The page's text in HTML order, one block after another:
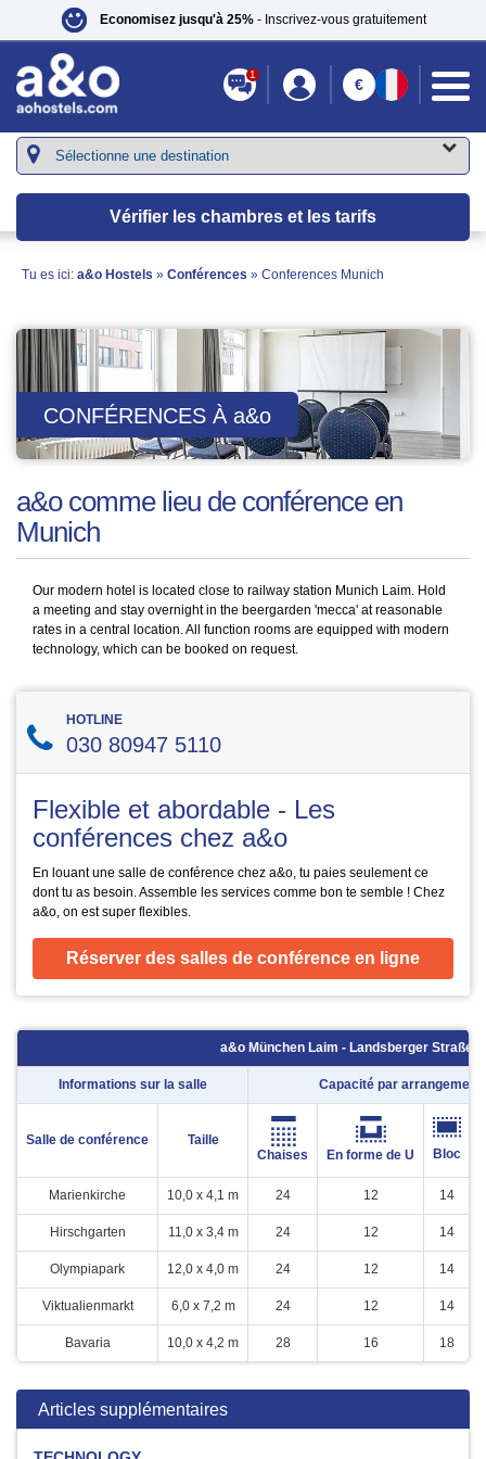
Economisez jusqu'à 25%- Inscrivez-vous gratuitement
1
€
Vérifier les chambres et les tarifs
Tu es ici: a&o Hostels » Conférences » Conferences Munich
CONFÉRENCES À a&o
a&o comme lieu de conférence en
Munich
Our modern hotel is located close to railway station Munich Laim. Hold
a meeting and stay overnight in the beergarden 'mecca' at reasonable
rates in a central location. All function rooms are equipped with modern
technology, which can be booked on request.
HOTLINE
030 80947 5110
Flexible et abordable - Les
conférences chez a&o
En louant une salle de conférence chez a&o, tu paies seulement ce
dont tu as besoin. Assemble les services comme bon te semble ! Chez
a&o, on est super flexibles.
Réserver des salles de conférence en ligne
a&o München Laim - Landsberger Straße
Informations sur la salle Capacité par arrangement
Salle de conférence
Taille
Chaises
En forme de U Bloc
Marienkirche 10,0 x 4,1 m 24 12 14
Hirschgarten 11,0 x 3,4 m 24 12 14
Olympiapark 12,0 x 4,0 m 24 12 14
Viktualienmarkt 6,0 x 7,2 m 24 12 14
Bavaria 10,0 x 4,2 m 28 16 18
Articles supplémentaires